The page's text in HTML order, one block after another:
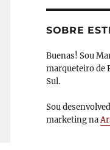
SOBRE
Buenas! Sou
marqueteiro de
Sul.
Sou
marketing na